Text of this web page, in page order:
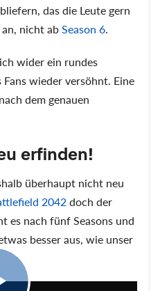
das die Leute gern
nicht abSeason 6.
wider ein rundes
wieder versöhnt. Eine
dem genauen
erfinden!
überhaupt nicht neu
2042doch der
es nach fünf Seasons und
besser aus, wie unser